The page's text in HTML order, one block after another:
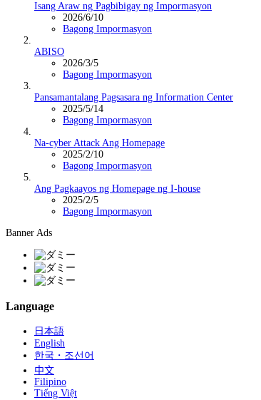
Isang Araw ng Pagbibigay ng Impormasyon
2026/6/10
Bagong Impormasyon
ABISO
2026/3/5
Bagong Impormasyon
Pansamantalang Pagsasara ng Information Center
2025/5/14
Bagong Impormasyon
Na-cyber Attack Ang Homepage
2025/2/10
Bagong Impormasyon
Ang Pagkaayos ng Homepage ng I-house
2025/2/5
Bagong Impormasyon
Banner Ads
Language
日本語
English
한국・조선어
中文
Filipino
Tiếng Việt